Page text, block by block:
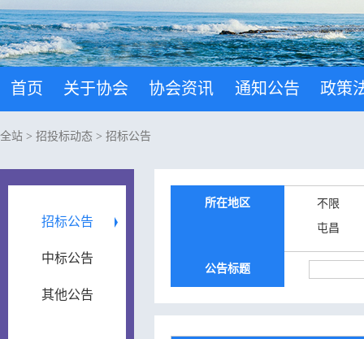
首页 关于协会 协会资讯 通知公告 政策
全站 > 招投标动态 > 招标公告
招标公告
中标公告
其他公告
所在地区
不限
屯昌
公告标题